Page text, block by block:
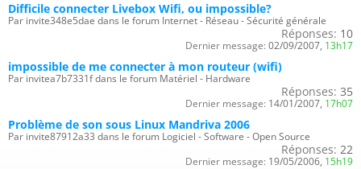
Difficile connecter Livebox Wifi, ou impossible?
Par invite348e5dae dans le forum Internet - Réseau - Sécurité générale
Réponses: 10
Dernier message: 02/09/2007, 13h17
impossible de me connecter à mon routeur (wifi)
Par invitea7b7331f dans le forum Matériel - Hardware
Réponses: 35
Dernier message: 14/01/2007, 17h07
Problème de son sous Linux Mandriva 2006
Par invite87912a33 dans le forum Logiciel - Software - Open Source
Réponses: 22
Dernier message: 19/05/2006, 15h19